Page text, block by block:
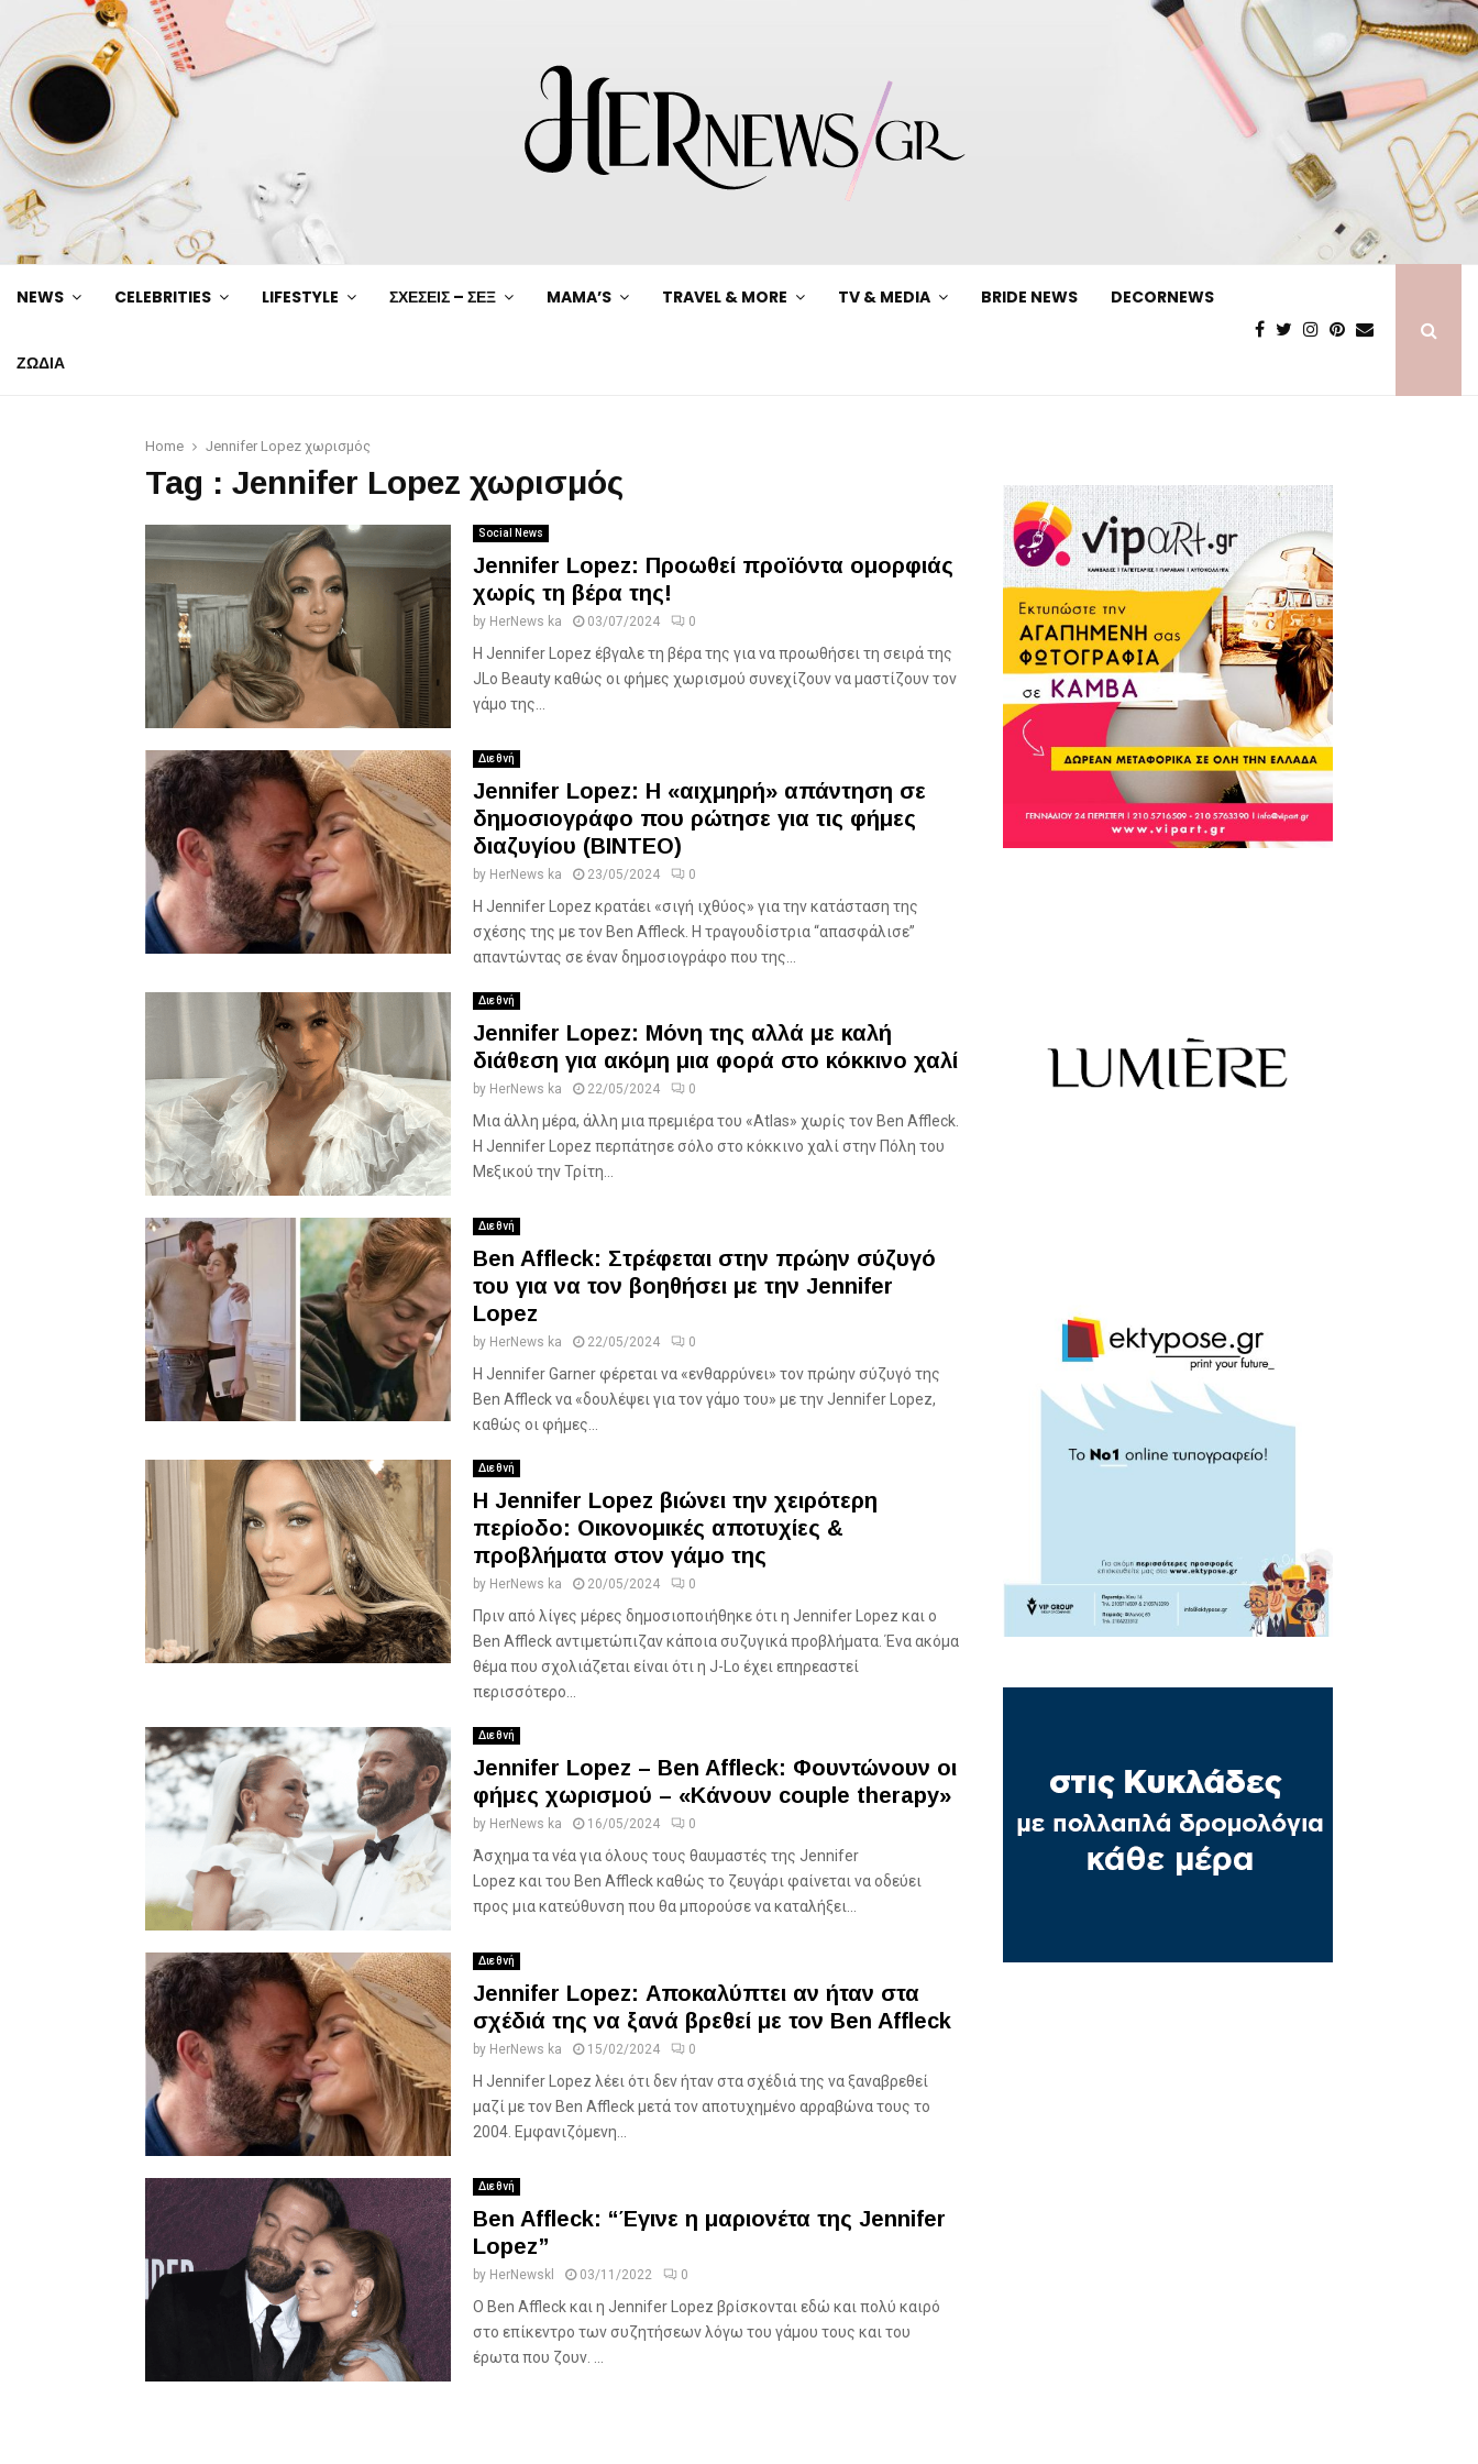
NEWS CELEBRITIES LIFESTYLE ΣΧΕΣΕΙΣ – ΣΕΞ MAMA’S TRAVEL & MORE TV & MEDIA BRIDE NEWS DECORNEWS
ΖΩΔΙΑ
Home Jennifer Lopez χωρισμός
Tag : Jennifer Lopez χωρισμός
Social News
Jennifer Lopez: Προωθεί προϊόντα ομορφιάς
χωρίς τη βέρα της!
by HerNews ka 03/07/2024 0
Η Jennifer Lopez έβγαλε τη βέρα της για να προωθήσει τη σειρά της
JLo Beauty καθώς οι φήμες χωρισμού συνεχίζουν να μαστίζουν τον
γάμο της...
Διεθνή
Jennifer Lopez: Η «αιχμηρή» απάντηση σε
δημοσιογράφο που ρώτησε για τις φήμες
διαζυγίου (ΒΙΝΤΕΟ)
by HerNews ka 23/05/2024 0
Η Jennifer Lopez κρατάει «σιγή ιχθύος» για την κατάσταση της
σχέσης της με τον Ben Affleck. Η τραγουδίστρια “απασφάλισε”
απαντώντας σε έναν δημοσιογράφο που της...
Διεθνή
Jennifer Lopez: Μόνη της αλλά με καλή
διάθεση για ακόμη μια φορά στο κόκκινο χαλί
by HerNews ka 22/05/2024 0
Μια άλλη μέρα, άλλη μια πρεμιέρα του «Atlas» χωρίς τον Ben Affleck.
Η Jennifer Lopez περπάτησε σόλο στο κόκκινο χαλί στην Πόλη του
Μεξικού την Τρίτη...
Διεθνή
Ben Affleck: Στρέφεται στην πρώην σύζυγό
του για να τον βοηθήσει με την Jennifer
Lopez
by HerNews ka 22/05/2024 0
Η Jennifer Garner φέρεται να «ενθαρρύνει» τον πρώην σύζυγό της
Ben Affleck να «δουλέψει για τον γάμο του» με την Jennifer Lopez,
καθώς οι φήμες...
Διεθνή
Η Jennifer Lopez βιώνει την χειρότερη
περίοδο: Οικονομικές αποτυχίες &
προβλήματα στον γάμο της
by HerNews ka 20/05/2024 0
Πριν από λίγες μέρες δημοσιοποιήθηκε ότι η Jennifer Lopez και ο
Ben Affleck αντιμετώπιζαν κάποια συζυγικά προβλήματα. Ένα ακόμα
θέμα που σχολιάζεται είναι ότι η J-Lo έχει επηρεαστεί
περισσότερο...
Διεθνή
Jennifer Lopez – Ben Affleck: Φουντώνουν οι
φήμες χωρισμού – «Κάνουν couple therapy»
by HerNews ka 16/05/2024 0
Άσχημα τα νέα για όλους τους θαυμαστές της Jennifer
Lopez και του Ben Affleck καθώς το ζευγάρι φαίνεται να οδεύει
προς μια κατεύθυνση που θα μπορούσε να καταλήξει...
Διεθνή
Jennifer Lopez: Αποκαλύπτει αν ήταν στα
σχέδιά της να ξανά βρεθεί με τον Ben Affleck
by HerNews ka 15/02/2024 0
Η Jennifer Lopez λέει ότι δεν ήταν στα σχέδιά της να ξαναβρεθεί
μαζί με τον Ben Affleck μετά τον αποτυχημένο αρραβώνα τους το
2004. Εμφανιζόμενη...
Διεθνή
Ben Affleck: “Έγινε η μαριονέτα της Jennifer
Lopez”
by HerNewskl 03/11/2022 0
Ο Ben Affleck και η Jennifer Lopez βρίσκονται εδώ και πολύ καιρό
στο επίκεντρο των συζητήσεων λόγω του γάμου τους και του
έρωτα που ζουν. ...